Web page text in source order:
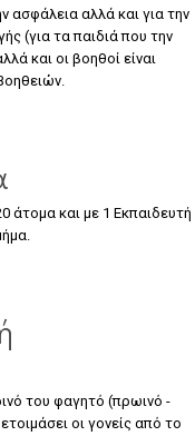
ασφάλεια αλλά και για την
(για τα παιδιά που την
και οι βοηθοί είναι
άτομα και με 1 Εκπαιδευτή
του φαγητό (πρωινό -
οι γονείς από το